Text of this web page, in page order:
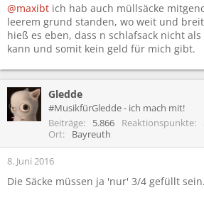
n
:
@maxibt ich hab auch müllsäcke
leerem grund standen, wo weit und
hieß es eben, dass n schlafsack nicht
kann und somit kein geld für mich gibt.
Gledde
#MusikfürGledde - ich mach mit!
Beiträge
5.866 Reaktionspunkte
Ort
Bayreuth
8. Juni 2016
Die Säcke müssen ja 'nur' 3/4 gefüllt sein.